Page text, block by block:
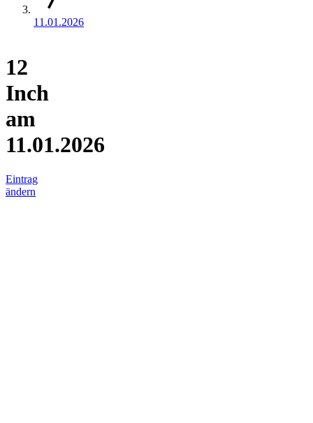
11.01.2026
12
Inch
am
11.01.2026
Eintrag
ändern